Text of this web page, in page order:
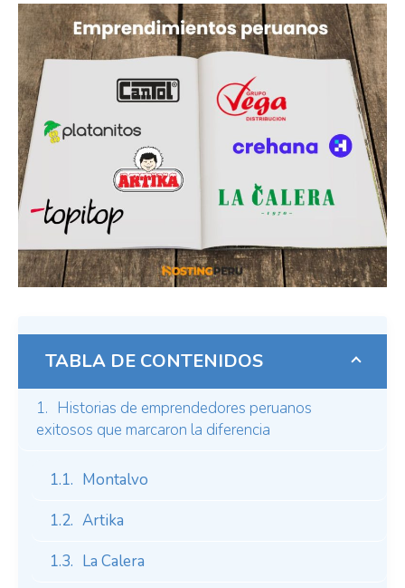
TABLA DE CONTENIDOS
Historias de emprendedores peruanos
exitosos que marcaron la diferencia
Montalvo
Artika
La Calera